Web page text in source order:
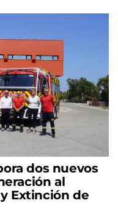
dos nuevos
al
Extinción de